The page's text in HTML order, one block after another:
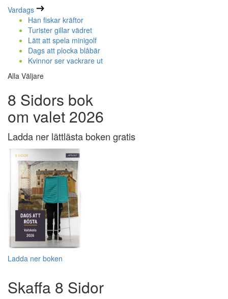
Vardags
Han fiskar kräftor
Turister gillar vädret
Lätt att spela minigolf
Dags att plocka blåbär
Kvinnor ser vackrare ut
Alla Väljare
8 Sidors bok
om valet 2026
Ladda ner lättlästa boken gratis
Ladda ner boken
Skaffa 8 Sidor